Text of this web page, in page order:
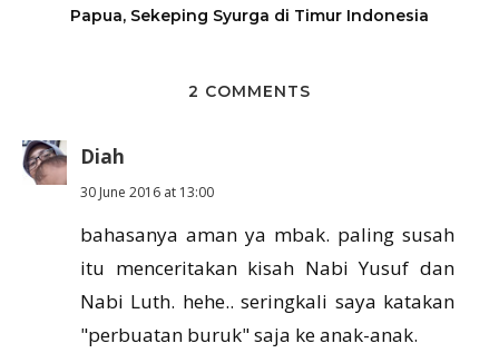
Papua, Sekeping Syurga di Timur Indonesia
2 COMMENTS
Diah
30 June 2016 at 13:00
bahasanya aman ya mbak. paling susah
itu menceritakan kisah Nabi Yusuf dan
Nabi Luth. hehe.. seringkali saya katakan
"perbuatan buruk" saja ke anak-anak.